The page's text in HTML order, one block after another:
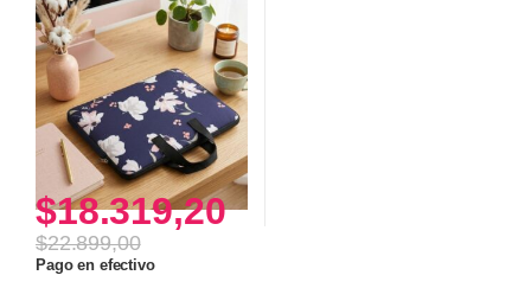
$18.319,20
$22.899,00
Pago en efectivo